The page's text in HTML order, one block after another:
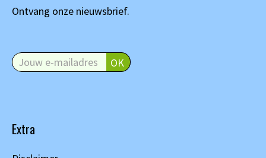
Ontvang onze nieuwsbrief.
Extra